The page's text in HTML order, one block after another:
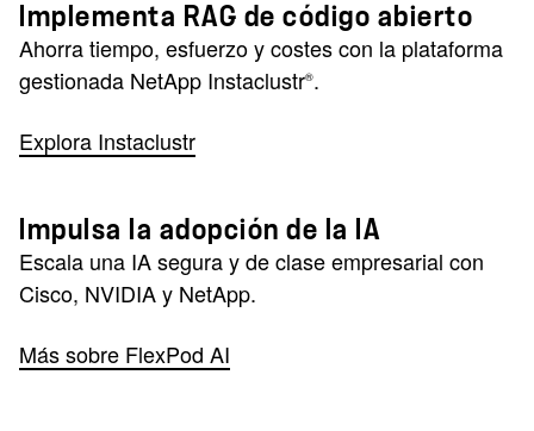
Implementa RAG de código abierto
Ahorra tiempo, esfuerzo y costes con la plataforma
gestionada NetApp Instaclustr®.
Explora Instaclustr
Impulsa la adopción de la IA
Escala una IA segura y de clase empresarial con
Cisco, NVIDIA y NetApp.
Más sobre FlexPod AI